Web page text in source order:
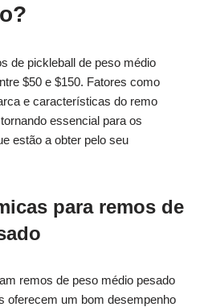
de pickleball de peso médio
$50 e $150. Fatores como
e características do remo
essencial para os
estão a obter pelo seu
para remos de
remos de peso médio pesado
oferecem um bom desempenho